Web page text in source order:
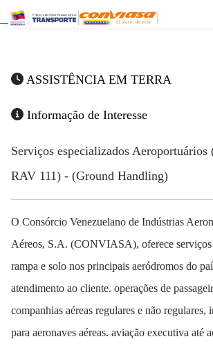
ASSISTÊNCIA EM TERRA
Informação de Interesse
Serviços especializados
RAV 111) - (Ground Handling)
O Consórcio Venezuelano de Indústrias
Aéreos, S.A. (CONVIASA), oferece serviços
rampa e solo nos principais aeródromos do
atendimento ao cliente. operações de
companhias aéreas regulares e não regulares,
para aeronaves aéreas. aviação executiva até